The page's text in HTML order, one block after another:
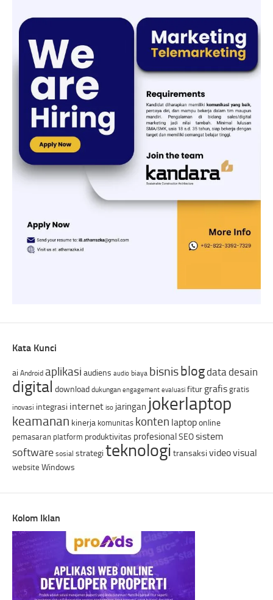
Kata Kunci
ai Android aplikasi audiens audio biaya bisnisblogdatadesain
digital download dukungan engagement evaluasi fitur grafis gratis
inovasi integrasi internet iso jaringan jokerlaptop
keamanan kinerja komunitas konten laptoponline
pemasaran platform produktivitas profesionalSEOsistem
software sosial strategi teknologi transaksi videovisual
website Windows
Kolom Iklan